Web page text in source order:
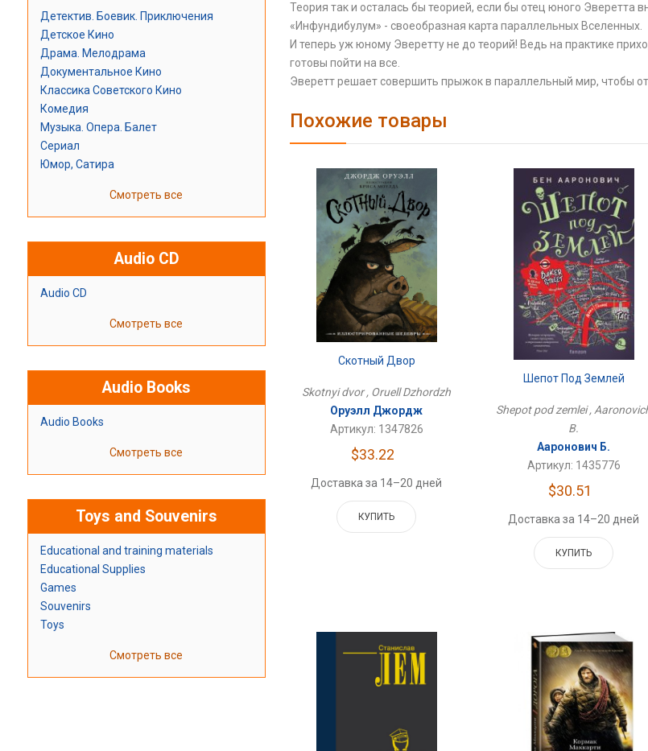
Детектив. Боевик. Приключения
Детское Кино
Драма. Мелодрама
Документальное Кино
Классика Советского Кино
Комедия
Музыка. Опера. Балет
Сериал
Юмор, Сатира
Смотреть все
Audio CD
Audio CD
Смотреть все
Audio Books
Audio Books
Смотреть все
Toys and Souvenirs
Educational and training materials
Educational Supplies
Games
Souvenirs
Toys
Смотреть все
Теория так и осталась бы теорией, если бы отец юного Эверетта
«Инфундибулум» - своеобразная карта параллельных Вселенных.
И теперь уж юному Эверетту не до теорий! Ведь на практике
готовы пойти на все.
Эверетт решает совершить прыжок в параллельный мир, чтобы
Похожие товары
Скотный Двор
Skotnyi dvor , Oruell Dzhordzh
Оруэлл Джордж
Артикул: 1347826
$33.22
Доставка за 14–20 дней
КУПИТЬ
Шепот Под Землей
Shepot pod zemlei ,
B.
Ааронович Б.
Артикул: 1435776
$30.51
Доставка за 14–20 дней
КУПИТЬ